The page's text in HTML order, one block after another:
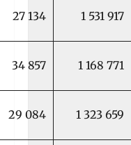
27 134 1 531 917
34 857 1 168 771
29 084 1 323 659